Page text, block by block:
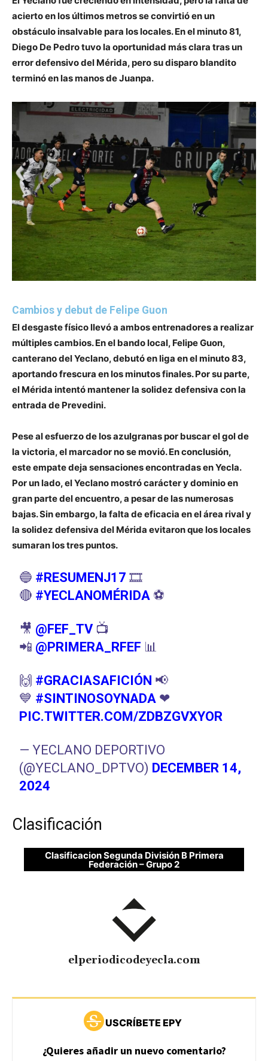
acierto en los últimos metros se convirtió en un
obstáculo insalvable para los locales. En el minuto 81,
Diego De Pedro tuvo la oportunidad más clara tras un
error defensivo del Mérida, pero su disparo blandito
terminó en las manos de Juanpa.
Cambios y debut de Felipe Guon
El desgaste físico llevó a ambos entrenadores a realizar
múltiples cambios. En el bando local, Felipe Guon,
canterano del Yeclano, debutó en liga en el minuto 83,
aportando frescura en los minutos finales. Por su parte,
el Mérida intentó mantener la solidez defensiva con la
entrada de Prevedini.
Pese al esfuerzo de los azulgranas por buscar el gol de
la victoria, el marcador no se movió. En conclusión,
este empate deja sensaciones encontradas en Yecla.
Por un lado, el Yeclano mostró carácter y dominio en
gran parte del encuentro, a pesar de las numerosas
bajas. Sin embargo, la falta de eficacia en el área rival y
la solidez defensiva del Mérida evitaron que los locales
sumaran los tres puntos.
🔵 #RESUMENJ17 🎞
🔴 #YECLANOMÉRIDA ⚽️
🎥 @FEF_TV📺
📲 @PRIMERA_RFEF 📊
🙌 #GRACIASAFICIÓN 📢
💙 #SINTINOSOYNADA ❤
PIC.TWITTER.COM/ZDBZGVXYOR
— YECLANO DEPORTIVO
(@YECLANO_DPTVO) DECEMBER 14,
2024
Clasificación
Clasificacion Segunda División B Primera
Federación – Grupo 2
elperiodicodeyecla.com
USCRÍBETE EPY
¿Quieres añadir un nuevo comentario?